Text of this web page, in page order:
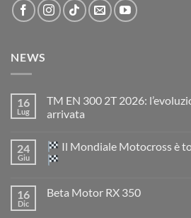
NEWS
16
Lug
TM EN 300 2T 2026:
arrivata
su
TM
EN
2026:
24
Giu
Il Mondiale Motocross è
su
16
Dic
Beta Motor RX 350